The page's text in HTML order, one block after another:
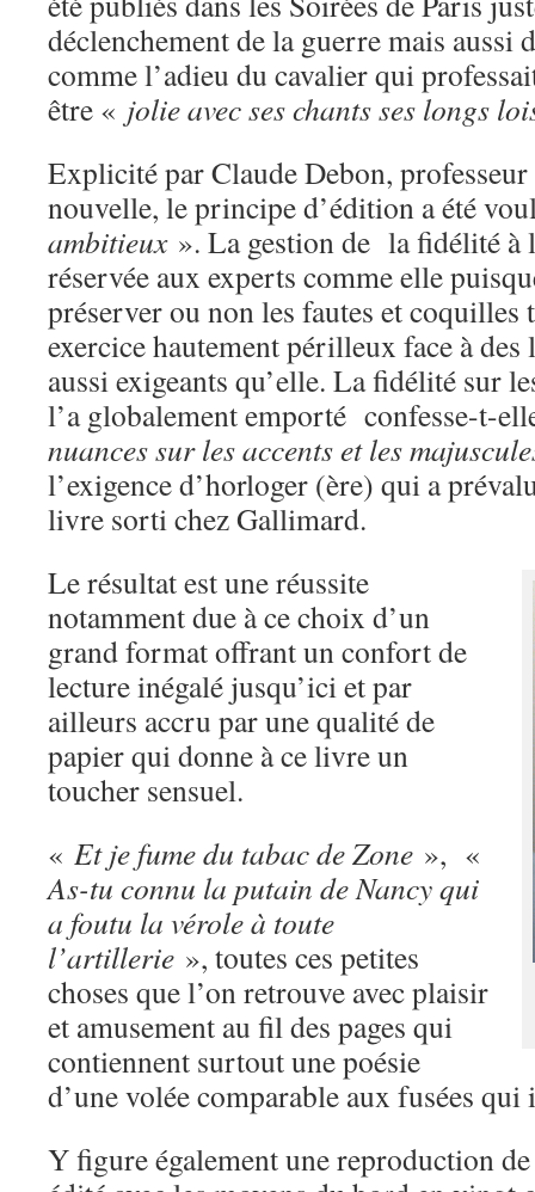
déclenchement de la guerre mais aussi
comme l’adieu du cavalier qui
être « jolie avec ses chants ses longs
Explicité par Claude Debon,
nouvelle, le principe d’édition a été
ambitieux». La gestion de la fidélité à
réservée aux experts comme elle
préserver ou non les fautes et coquilles
exercice hautement périlleux face à
aussi exigeants qu’elle. La fidélité sur
l’a globalement emporté confesse-t-
nuances sur les accents et les
l’exigence d’horloger (ère) qui a
livre sorti chez Gallimard.
Le résultat est une réussite
notamment due à ce choix d’un
grand format offrant un confort de
lecture inégalé jusqu’ici et par
ailleurs accru par une qualité de
papier qui donne à ce livre un
toucher sensuel.
« Et je fume du tabac de Zone », «
As-tu connu la putain de Nancy qui
a foutu la vérole à toute
l’artillerie », toutes ces petites
choses que l’on retrouve avec plaisir
et amusement au fil des pages qui
contiennent surtout une poésie
d’une volée comparable aux fusées
Y figure également une reproduction